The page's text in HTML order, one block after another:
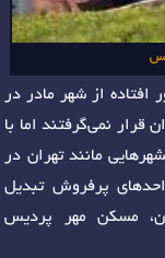
از شهر مادر در
قرار نمی‌گرفتند اما با
کلانشهرهایی مانند تهران در
هم به واحدهای پرفروش تبدیل
مسکن مهر پردیس